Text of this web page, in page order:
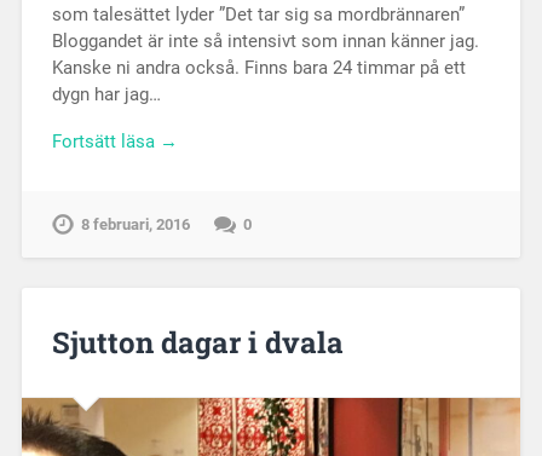
som talesättet lyder ”Det tar sig sa mordbrännaren”
Bloggandet är inte så intensivt som innan känner jag.
Kanske ni andra också. Finns bara 24 timmar på ett
dygn har jag…
Fortsätt läsa →
8 februari, 2016 0
Sjutton dagar i dvala